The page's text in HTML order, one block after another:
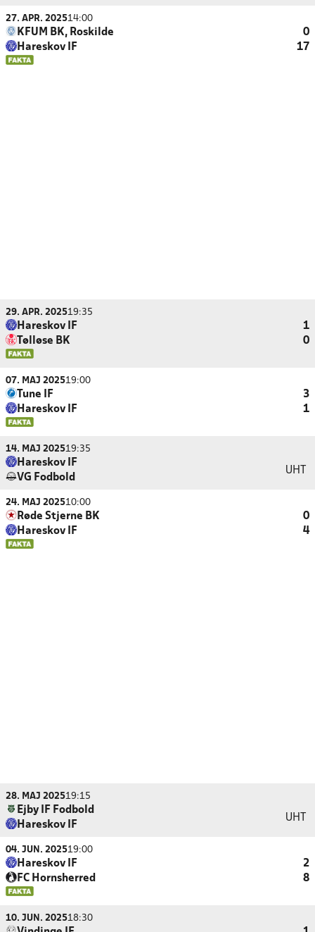
27. APR. 202514:00
KFUM BK, Roskilde
0
Hareskov IF
17
29. APR. 202519:35
Hareskov IF
1
Tølløse BK
0
07. MAJ 202519:00
Tune IF
3
Hareskov IF
1
14. MAJ 202519:35
Hareskov IF
VG Fodbold
UHT
24. MAJ 202510:00
Røde Stjerne BK
0
Hareskov IF
4
28. MAJ 202519:15
Ejby IF Fodbold
Hareskov IF
UHT
04. JUN. 202519:00
Hareskov IF
2
FC Hornsherred
8
10. JUN. 202518:30